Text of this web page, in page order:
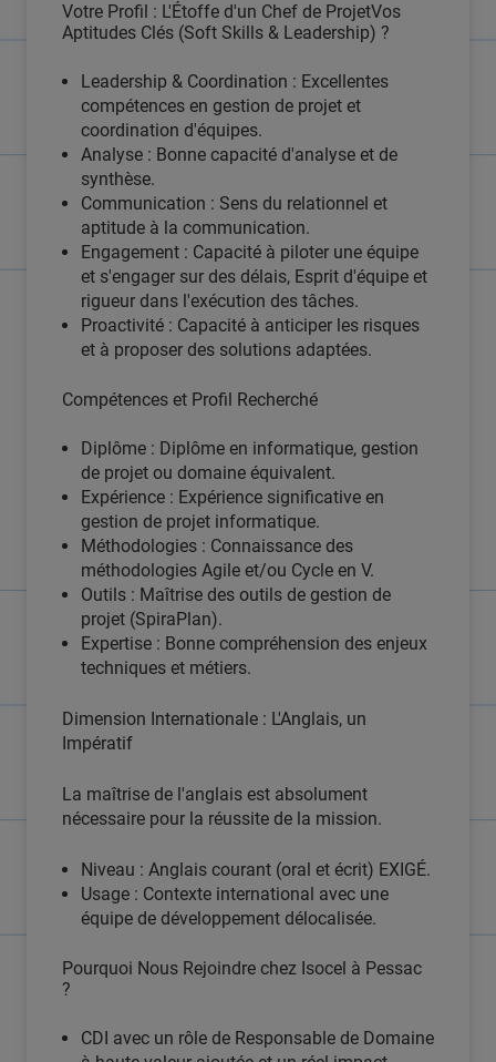
Votre Profil : L'Étoffe d'un Chef de ProjetVos
Aptitudes Clés (Soft Skills & Leadership) ?
Leadership & Coordination : Excellentes
compétences en gestion de projet et
coordination d'équipes.
Analyse : Bonne capacité d'analyse et de
synthèse.
Communication : Sens du relationnel et
aptitude à la communication.
Engagement : Capacité à piloter une équipe
et s'engager sur des délais, Esprit d'équipe et
rigueur dans l'exécution des tâches.
Proactivité : Capacité à anticiper les risques
et à proposer des solutions adaptées.
Compétences et Profil Recherché
Diplôme : Diplôme en informatique, gestion
de projet ou domaine équivalent.
Expérience : Expérience significative en
gestion de projet informatique.
Méthodologies : Connaissance des
méthodologies Agile et/ou Cycle en V.
Outils : Maîtrise des outils de gestion de
projet (SpiraPlan).
Expertise : Bonne compréhension des enjeux
techniques et métiers.
Dimension Internationale : L'Anglais, un
Impératif
La maîtrise de l'anglais est absolument
nécessaire pour la réussite de la mission.
Niveau : Anglais courant (oral et écrit) EXIGÉ.
Usage : Contexte international avec une
équipe de développement délocalisée.
Pourquoi Nous Rejoindre chez Isocel à Pessac
?
CDI avec un rôle de Responsable de Domaine